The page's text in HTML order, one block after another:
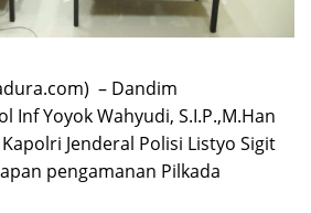
– Dandim
Inf Yoyok Wahyudi, S.I.P.,M.Han
Jenderal Polisi Listyo Sigit
pengamanan Pilkada